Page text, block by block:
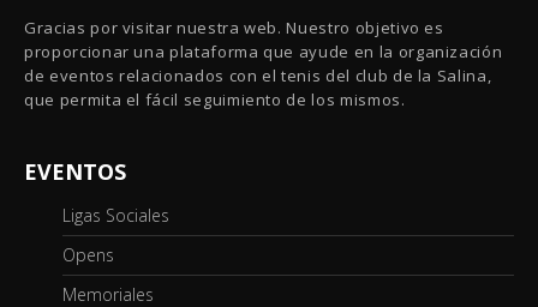
Gracias por visitar nuestra web. Nuestro objetivo es
proporcionar una plataforma que ayude en la organización
de eventos relacionados con el tenis del club de la Salina,
que permita el fácil seguimiento de los mismos.
EVENTOS
Ligas Sociales
Opens
Memoriales